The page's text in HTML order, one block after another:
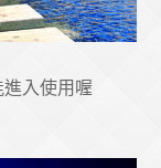
入使用喔